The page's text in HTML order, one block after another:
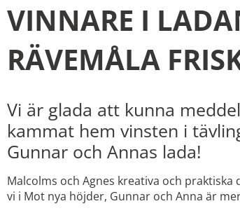
VINNARE I
RÄVEMÅLA
Vi är glada att kunna
kammat hem vinsten i
Gunnar och Annas lada!
Malcolms och Agnes kreativa och
vi i Mot nya höjder, Gunnar och Anna är